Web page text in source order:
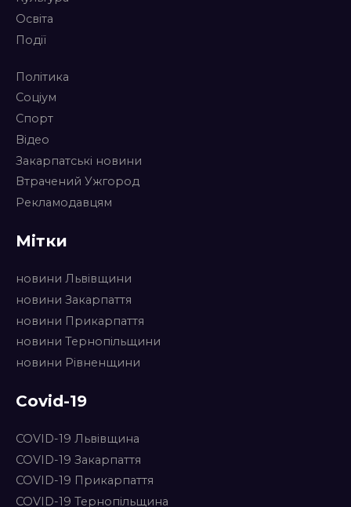
Освіта
Події
Політика
Соціум
Спорт
Відео
Закарпатські новини
Втрачений Ужгород
Рекламодавцям
Мітки
новини Львівщини
новини Закарпаття
новини Прикарпаття
новини Тернопільщини
новини Рівненщини
Covid-19
COVID-19 Львівщина
COVID-19 Закарпаття
COVID-19 Прикарпаття
COVID-19 Тернопільщина